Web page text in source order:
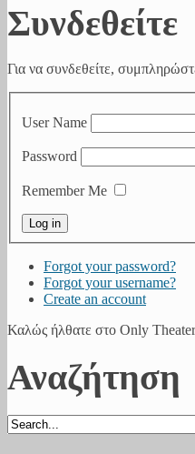
Συνδεθείτε
Για να συνδεθείτε,
User Name
Password
Remember Me
Forgot your password?
Forgot your username?
Create an account
Καλώς ήλθατε στο Only
Αναζήτηση